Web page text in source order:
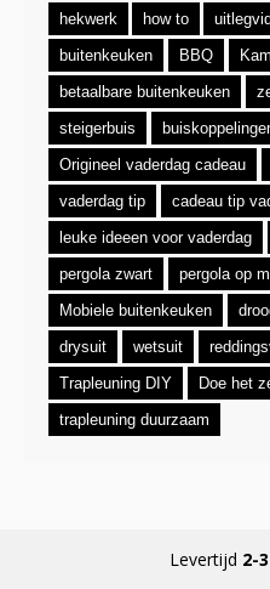
hekwerk
how to
buitenkeuken
BBQ
betaalbare buitenkeuken
steigerbuis
Origineel vaderdag cadeau
vaderdag tip
cadeau tip
leuke ideeen voor vaderdag
pergola zwart
pergola op
Mobiele buitenkeuken
drysuit
wetsuit
Trapleuning DIY
Doe het
trapleuning duurzaam
Levertijd 2-